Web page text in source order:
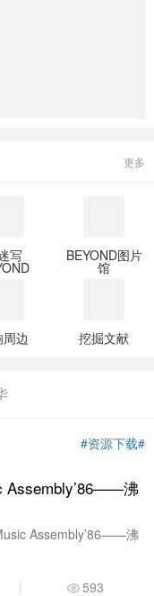
更多
写 BEYOND图片
馆
边 挖掘文献
#资源下载#
Assembly’86——沸
Assembly’86——沸
593